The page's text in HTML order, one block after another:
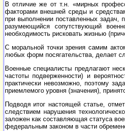
В отличие же от т.н. «мирных
факторами внешней среды и
при выполнении поставленных задач,
разумеющийся сопутствующий
необходимость рисковать жизнью
С моральной точки зрения самим
любых форм посягательства, делает
Военные специалисты предлагают
частоты подверженности) и
практически невозможно, поэтому
приемлемого уровня (значения),
Подводя итог настоящей статье,
следствием нарушения
заложен как составляющая статуса
федеральным законом в части